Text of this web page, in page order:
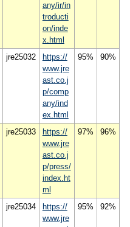
any/ir/in
troducti
on/inde
x.html
jre25032
https://
www.jre
ast.co.j
p/comp
any/ind
ex.html
95% 90%
jre25033
https://
www.jre
ast.co.j
p/press/
index.ht
ml
97% 96%
jre25034
https://
www.jre
95% 92%